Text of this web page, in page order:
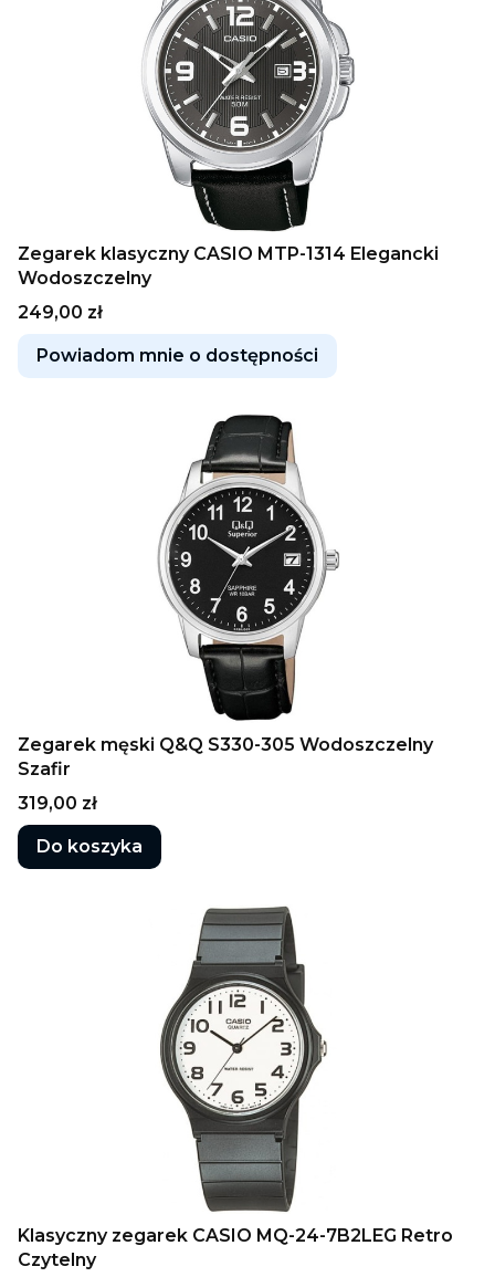
Zegarek klasyczny CASIO MTP-1314 Elegancki
Wodoszczelny
Cena
249,00 zł
Powiadom mnie o dostępności
Zegarek męski Q&Q S330-305 Wodoszczelny
Szafir
Cena
319,00 zł
Do koszyka
Klasyczny zegarek CASIO MQ-24-7B2LEG Retro
Czytelny